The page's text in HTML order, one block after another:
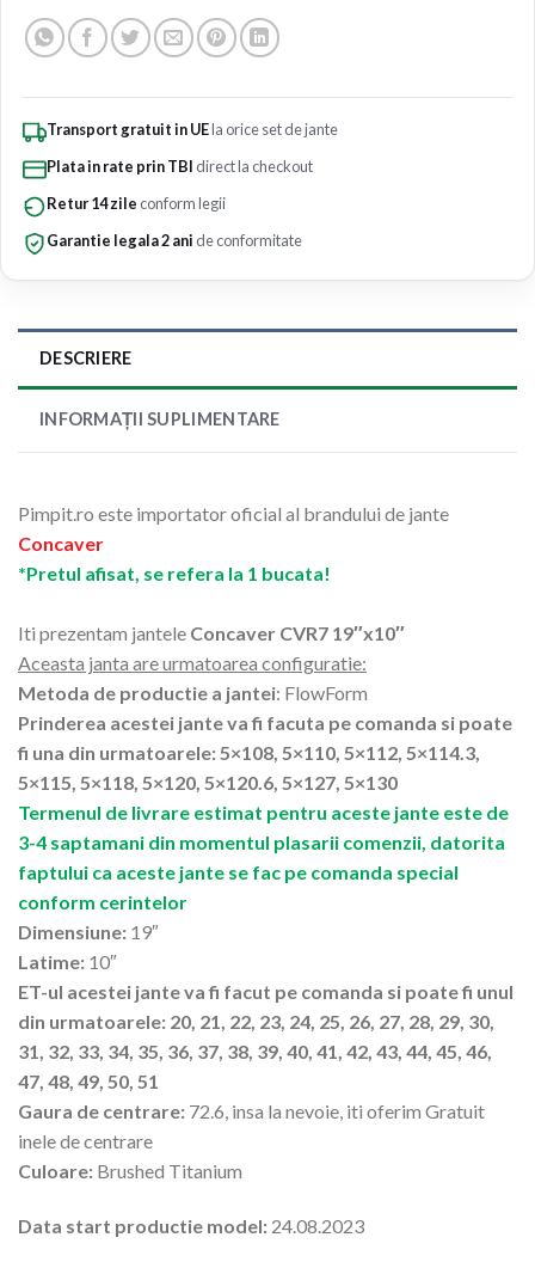
Transport gratuit in UEla orice set de jante
Plata in rate prin TBI direct la checkout
Retur 14 zile conform legii
Garantie legala 2 ani de conformitate
DESCRIERE
INFORMAȚII SUPLIMENTARE
Pimpit.ro este importator oficial al brandului de jante
Concaver
*Pretul afisat, se refera la 1 bucata!
Iti prezentam jantele Concaver CVR7 19″x10″
Aceasta janta are urmatoarea configuratie:
Metoda de productie a jantei: FlowForm
Prinderea acestei jante va fi facuta pe comanda si poate
fi una din urmatoarele: 5×108, 5×110, 5×112, 5×114.3,
5×115, 5×118, 5×120, 5×120.6, 5×127, 5×130
Termenul de livrare estimat pentru aceste jante este de
3-4 saptamani din momentul plasarii comenzii, datorita
faptului ca aceste jante se fac pe comanda special
conform cerintelor
Dimensiune: 19″
Latime: 10″
ET-ul acestei jante va fi facut pe comanda si poate fi unul
din urmatoarele: 20, 21, 22, 23, 24, 25, 26, 27, 28, 29, 30,
31, 32, 33, 34, 35, 36, 37, 38, 39, 40, 41, 42, 43, 44, 45, 46,
47, 48, 49, 50, 51
Gaura de centrare: 72.6, insa la nevoie, iti oferim Gratuit
inele de centrare
Culoare: Brushed Titanium
Data start productie model: 24.08.2023